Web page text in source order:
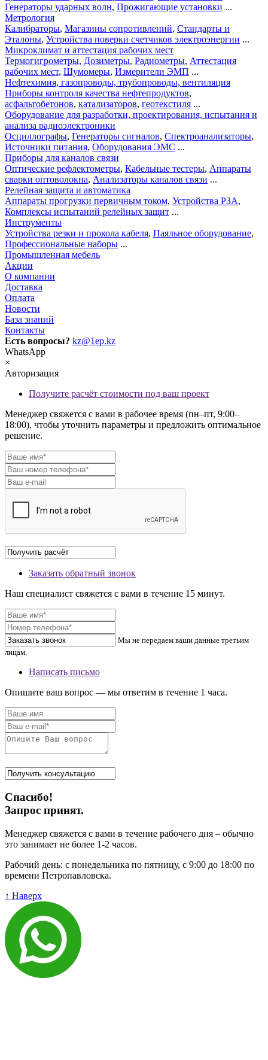
Генераторы ударных волн, Прожигающие установки ...
Метрология
Калибраторы, Магазины сопротивлений, Стандарты и
Эталоны, Устройства поверки счетчиков электроэнергии ...
Микроклимат и аттестация рабочих мест
Термогигрометры, Дозиметры, Радиометры, Аттестация
рабочих мест, Шумомеры, Измерители ЭМП ...
Нефтехимия, газопроводы, трубопроводы, вентиляция
Приборы контроля качества нефтепродуктов,
асфальтобетонов, катализаторов, геотекстиля ...
Оборудование для разработки, проектирования, испытания и
анализа радиоэлектроники
Осциллографы, Генераторы сигналов, Спектроанализаторы,
Источники питания, Оборудования ЭМС ...
Приборы для каналов связи
Оптические рефлектометры, Кабельные тестеры, Аппараты
сварки оптоволокна, Анализаторы каналов связи ...
Релейная защита и автоматика
Аппараты прогрузки первичным током, Устройства РЗА,
Комплексы испытаний релейных защит ...
Инструменты
Устройства резки и прокола кабеля, Паяльное оборудование,
Профессиональные наборы ...
Промышленная мебель
Акции
О компании
Доставка
Оплата
Новости
База знаний
Контакты
Есть вопросы? kz@1ep.kz
WhatsApp
×
Авторизация
Получите расчёт стоимости под ваш проект
Менеджер свяжется с вами в рабочее время (пн–пт, 9:00–
18:00), чтобы уточнить параметры и предложить оптимальное
решение.
Заказать обратный звонок
Наш специалист свяжется с вами в течение 15 минут.
Мы не передаем ваши данные третьим
лицам.
Написать письмо
Опишите ваш вопрос — мы ответим в течение 1 часа.
Спасибо!
Запрос принят.
Менеджер свяжется с вами в течение рабочего дня – обычно
это занимает не более 1-2 часов.
Рабочий день: с понедельника по пятницу, с 9:00 до 18:00 по
времени Петропавловска.
↑ Наверх